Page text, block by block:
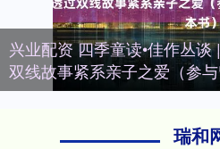
兴业配资 四季童读•佳作丛
双线故事紧系亲子之爱（参
瑞和